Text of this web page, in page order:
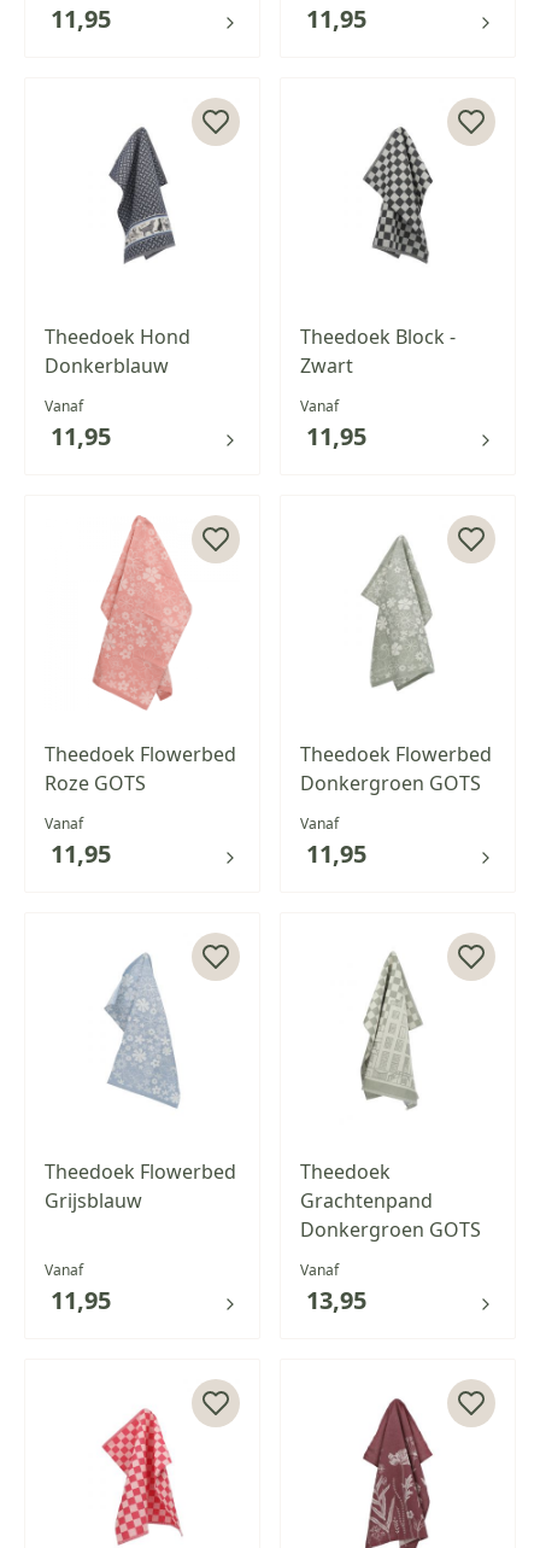
11,95 11,95
Theedoek Hond
Donkerblauw
Vanaf
11,95
Theedoek Block -
Zwart
Vanaf
11,95
Theedoek Flowerbed
Roze GOTS
Vanaf
11,95
Theedoek Flowerbed
Donkergroen GOTS
Vanaf
11,95
Theedoek Flowerbed
Grijsblauw
Vanaf
11,95
Theedoek
Grachtenpand
Donkergroen GOTS
Vanaf
13,95